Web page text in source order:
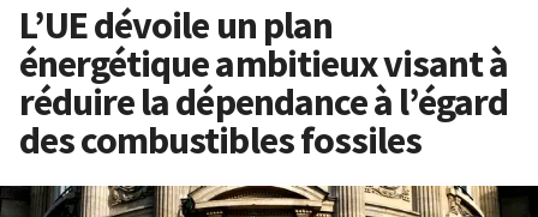
L’UE dévoile un plan
énergétique ambitieux visant à
réduire la dépendance à l’égard
des combustibles fossiles